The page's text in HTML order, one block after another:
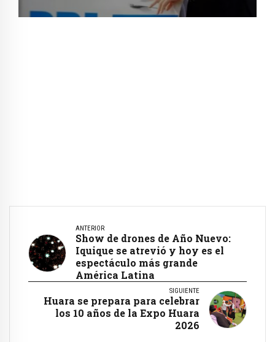
ANTERIOR
Show de drones de Año Nuevo:
Iquique se atrevió y hoy es el
espectáculo más grande
América Latina
SIGUIENTE
Huara se prepara para celebrar
los 10 años de la Expo Huara
2026